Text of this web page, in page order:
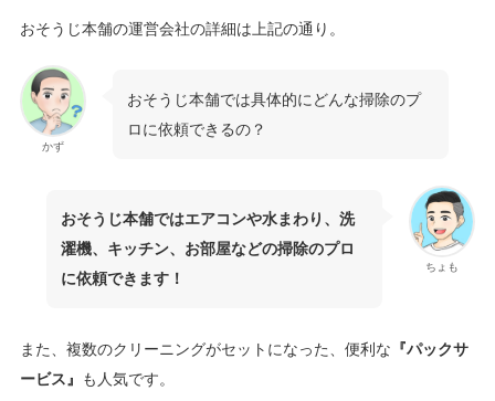
おそうじ本舗の運営会社の詳細は上記の通り。
かず
おそうじ本舗では具体的にどんな掃除のプ
ロに依頼できるの？
ちょも
おそうじ本舗ではエアコンや水まわり、洗
濯機、キッチン、お部屋などの掃除のプロ
に依頼できます！
また、複数のクリーニングがセットになった、便利な 『パックサ
ービス』
も人気です。